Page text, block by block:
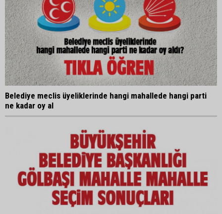
Belediye meclis üyeliklerinde hangi mahallede hangi parti
ne kadar oy al